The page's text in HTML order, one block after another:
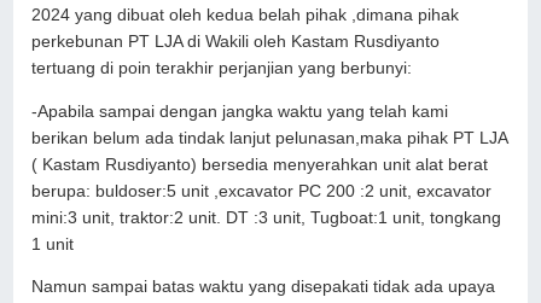
2024 yang dibuat oleh kedua belah pihak ,dimana pihak
perkebunan PT LJA di Wakili oleh Kastam Rusdiyanto
tertuang di poin terakhir perjanjian yang berbunyi:
-Apabila sampai dengan jangka waktu yang telah kami
berikan belum ada tindak lanjut pelunasan,maka pihak PT LJA
( Kastam Rusdiyanto) bersedia menyerahkan unit alat berat
berupa: buldoser:5 unit ,excavator PC 200 :2 unit, excavator
mini:3 unit, traktor:2 unit. DT :3 unit, Tugboat:1 unit, tongkang
1 unit
Namun sampai batas waktu yang disepakati tidak ada upaya